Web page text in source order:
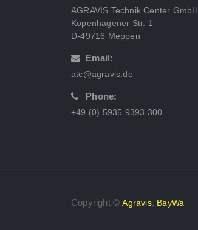
AGRAVIS Technik Center GmbH
Kopenhagener Str. 1
D-49716 Meppen
Email:
atc@agravis.de
Phone:
+49 (0) 5935 9393 300
Copyright ©Agravis, BayWa